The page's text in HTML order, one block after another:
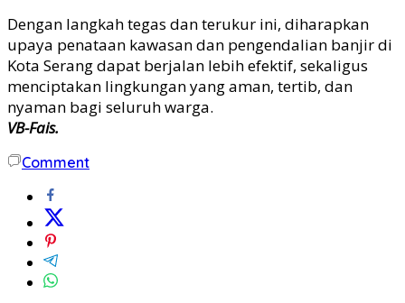
Dengan langkah tegas dan terukur ini, diharapkan
upaya penataan kawasan dan pengendalian banjir di
Kota Serang dapat berjalan lebih efektif, sekaligus
menciptakan lingkungan yang aman, tertib, dan
nyaman bagi seluruh warga.
VB-Fais.
Comment